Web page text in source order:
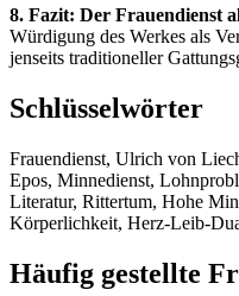
8. Fazit: Der Frauendienst
Würdigung des Werkes als
jenseits traditioneller
Schlüsselwörter
Frauendienst, Ulrich von
Epos, Minnedienst,
Literatur, Rittertum, Hohe
Körperlichkeit, Herz-Leib-
Häufig gestellte